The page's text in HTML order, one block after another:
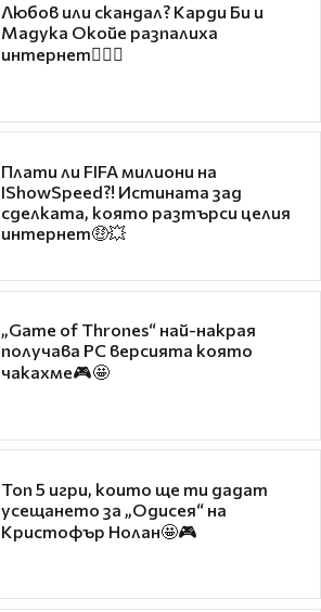
Любов или скандал? Карди Би и
Мадука Окойе разпалиха
интернет❤️‍🔥🔥
Плати ли FIFA милиони на
IShowSpeed?! Истината зад
сделката, която разтърси целия
интернет🤑💥
„Game of Thrones“ най-накрая
получава PC версията която
чакахме🎮🤩
Топ 5 игри, които ще ти дадат
усещането за „Одисея“ на
Кристофър Нолан🤩🎮